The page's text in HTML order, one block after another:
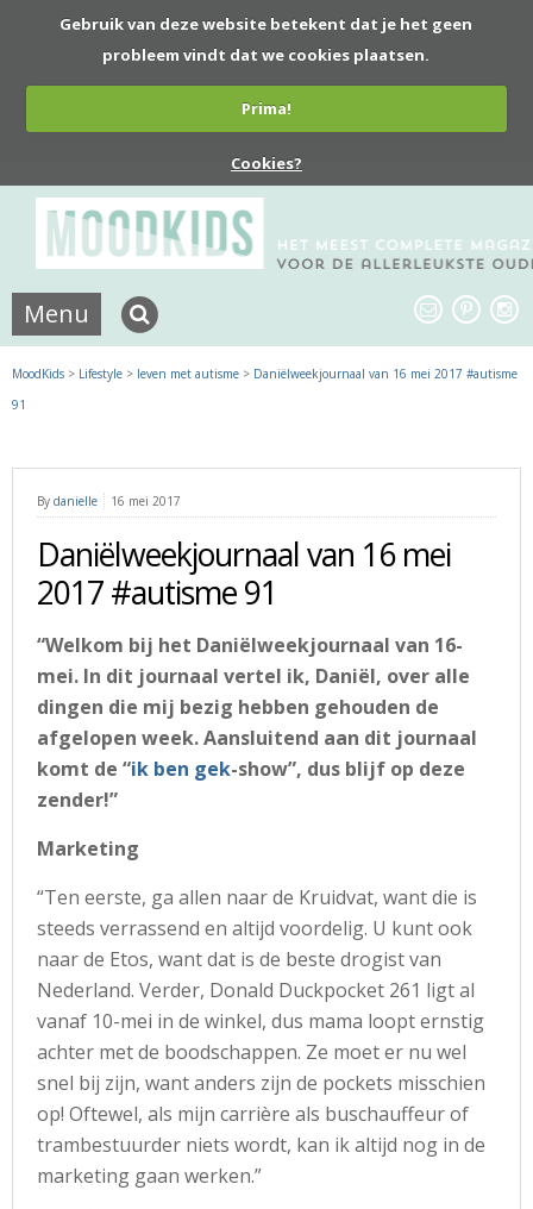
Gebruik van deze website betekent dat je het geen
probleem vindt dat we cookies plaatsen.
Prima!
Cookies?
Menu
MoodKids > Lifestyle > leven met autisme > Daniëlweekjournaal van 16 mei 2017 #autisme
91
By danielle 16 mei 2017
Daniëlweekjournaal van 16 mei
2017 #autisme 91
“Welkom bij het Daniëlweekjournaal van 16-
mei. In dit journaal vertel ik, Daniël, over alle
dingen die mij bezig hebben gehouden de
afgelopen week. Aansluitend aan dit journaal
komt de “ik ben gek-show”, dus blijf op deze
zender!”
Marketing
“Ten eerste, ga allen naar de Kruidvat, want die is
steeds verrassend en altijd voordelig. U kunt ook
naar de Etos, want dat is de beste drogist van
Nederland. Verder, Donald Duckpocket 261 ligt al
vanaf 10-mei in de winkel, dus mama loopt ernstig
achter met de boodschappen. Ze moet er nu wel
snel bij zijn, want anders zijn de pockets misschien
op! Oftewel, als mijn carrière als buschauffeur of
trambestuurder niets wordt, kan ik altijd nog in de
marketing gaan werken.”